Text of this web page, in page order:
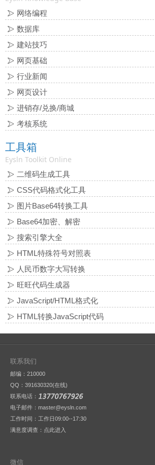
网络编程
数据库
建站技巧
网页基础
行业新闻
网页设计
进销存/兑换/商城
考核系统
工具箱
Eysln Toolkit Online
二维码生成工具
CSS代码格式化工具
图片Base64转换工具
Base64加密、解密
搜索引擎大全
HTML特殊符号对照表
人民币数字大写转换
旺旺代码生成器
JavaScript/HTML格式化
HTML转换JavaScript代码
联系我们
邮编：210000
QQ： 391630320(在线)
联系电话：
电子邮件：master@eysln.com
工作时间：工作日09:00--17:30
满意度调查： 点此进入
微信